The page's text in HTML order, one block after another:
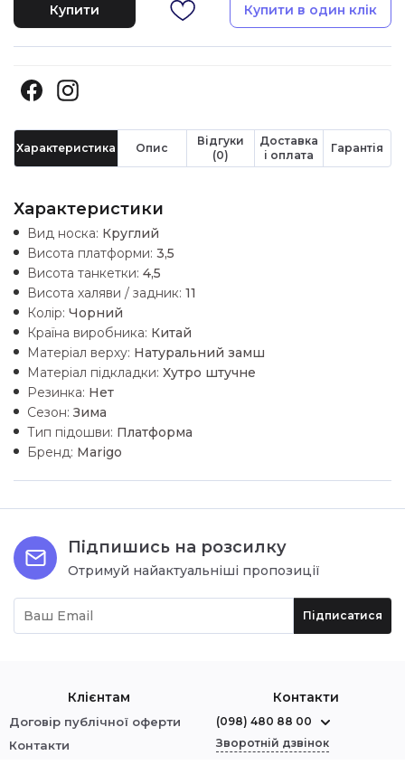
Купити Купити в один клік
Характеристика Опис
Відгуки
(0)
Доставка
і оплата
Гарантія
Характеристики
Вид носка: Круглий
Висота платформи: 3,5
Висота танкетки: 4,5
Висота халяви / задник: 11
Колір: Чорний
Країна виробника: Китай
Матеріал верху: Натуральний замш
Матеріал підкладки: Хутро штучне
Резинка: Нет
Сезон: Зима
Тип підошви: Платформа
Бренд: Marigo
Підпишись на розсилку
Отримуй найактуальніші пропозиції
Підписатися
Клієнтам
Договір публічної оферти
Контакти
Контакти
(098) 480 88 00
Зворотній дзвінок